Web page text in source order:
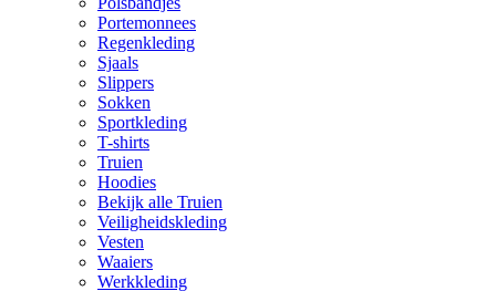
Portemonnees
Regenkleding
Sjaals
Slippers
Sokken
Sportkleding
T-shirts
Truien
Hoodies
Bekijk alle Truien
Veiligheidskleding
Vesten
Waaiers
Werkkleding